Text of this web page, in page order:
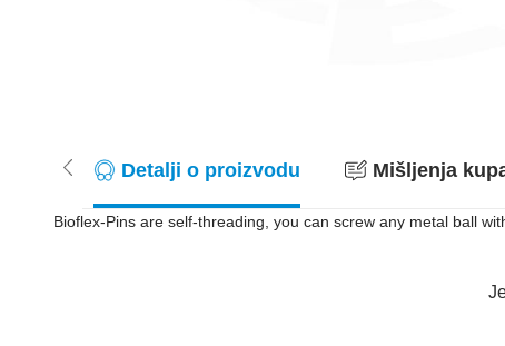
Detalji o proizvodu Mišljenja
Bioflex-Pins are self-threading, you can screw any metal ball